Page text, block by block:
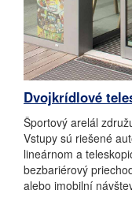
Dvojkrídlové
Športový arelál
Vstupy sú riešené
lineárnom a
bezbariérový
alebo imobilní